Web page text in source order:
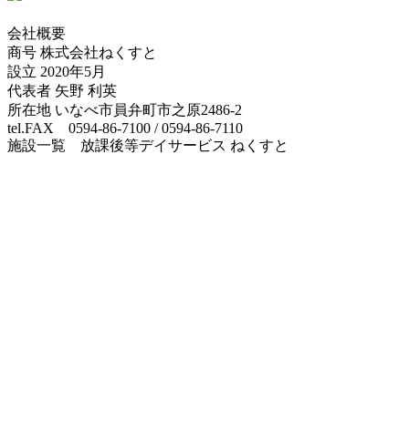
会社概要
商号 株式会社ねくすと
設立 2020年5月
代表者 矢野 利英
所在地 いなべ市員弁町市之原2486-2
tel.FAX 0594-86-7100 / 0594-86-7110
施設一覧 放課後等デイサービス ねくすと